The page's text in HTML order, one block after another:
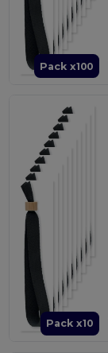
Pack x100
Pack x10